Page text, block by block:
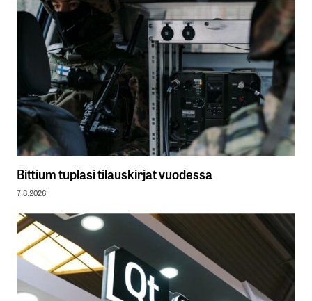
Bittium tuplasi tilauskirjat vuodessa
7.8.2026